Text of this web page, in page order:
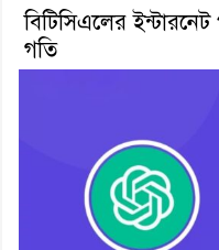
বিটিসিএলের
গতি